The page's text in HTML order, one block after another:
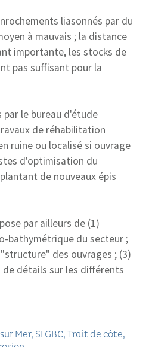
liasonnés par du
à mauvais ; la distance
importante, les stocks de
pas suffisant pour la
par le bureau d'étude
de réhabilitation
ruine ou localisé si ouvrage
d'optimisation du
de nouveaux épis
par ailleurs de (1)
bathymétrique du secteur ;
des ouvrages ; (3)
détails sur les différents
Mer SLGBC Trait de côte